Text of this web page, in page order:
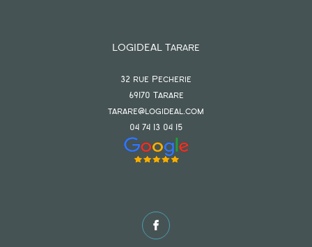
LOGIDEAL Tarare
32 rue Pecherie
69170 tarare
tarare@logideal.com
04 74 13 04 15